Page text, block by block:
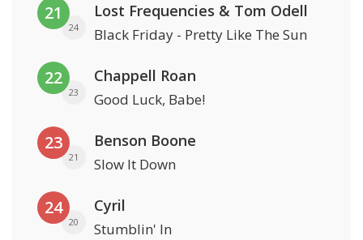
21
24
Lost Frequencies & Tom Odell
Black Friday - Pretty Like The Sun
22
23
Chappell Roan
Good Luck, Babe!
23
21
Benson Boone
Slow It Down
24
20
Cyril
Stumblin' In